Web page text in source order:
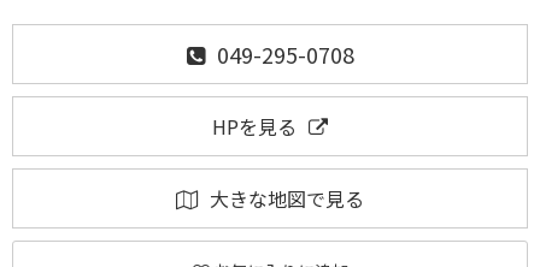
049-295-0708
HPを見る
大きな地図で見る